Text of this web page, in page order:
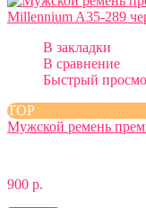
В закладки
В сравнение
Быстрый
TOP
Мужской ремень
900 р.